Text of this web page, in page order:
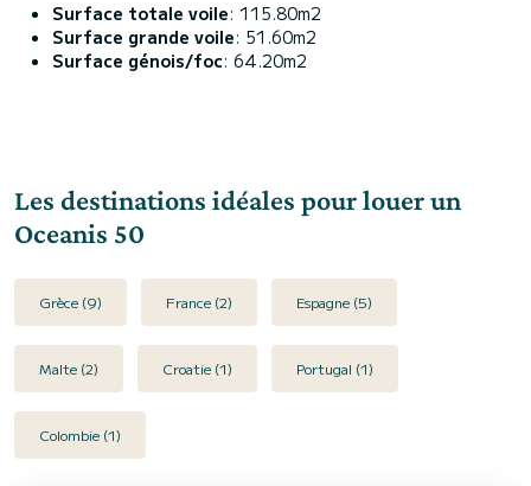
Surface totale voile: 115.80m2
Surface grande voile: 51.60m2
Surface génois/foc: 64.20m2
Les destinations idéales pour louer un
Oceanis 50
Grèce (9) France (2) Espagne (5)
Malte (2) Croatie (1) Portugal (1)
Colombie (1)